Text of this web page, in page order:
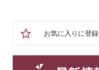
お気に入りに登録